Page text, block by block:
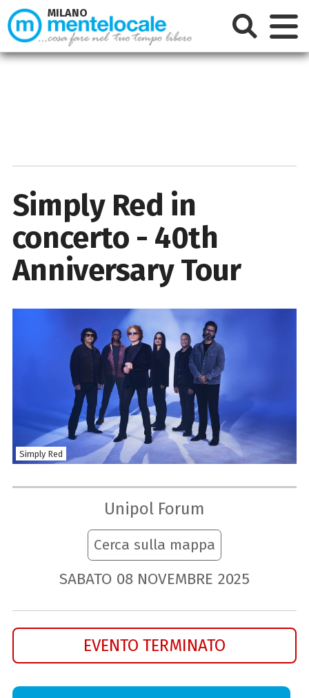
Simply Red in
concerto - 40th
Anniversary Tour
Simply Red
Unipol Forum
Cerca sulla mappa
SABATO 08 NOVEMBRE 2025
EVENTO TERMINATO
MILANO